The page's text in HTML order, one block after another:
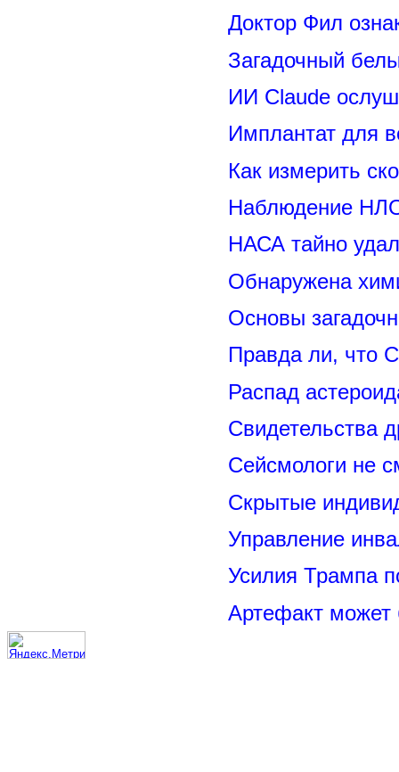
Доктор Фил
Загадочный
ИИ Claude
Имплантат для
Как измерить
Наблюдение
НАСА тайно
Обнаружена
Основы
Правда ли, что
Распад
Свидетельства
Сейсмологи не
Скрытые
Управление
Усилия Трампа
Артефакт может